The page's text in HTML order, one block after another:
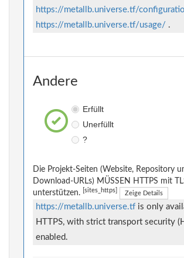
https://metallb.universe.tf/
https://metallb.universe.tf/usage/ .
Andere
Erfüllt
Unerfüllt
?
Die Projekt-Seiten (Website, Repository
Download-URLs) MÜSSEN HTTPS mit
unterstützen.
[sites_https] Zeige Details
https://metallb.universe.tf is only
HTTPS, with strict transport security
enabled.